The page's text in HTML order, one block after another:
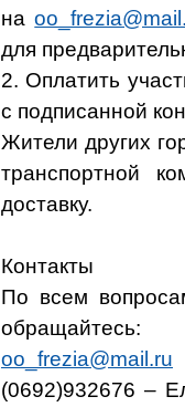
на
для
2. Оплатить
с подписанной
Жители других
транспортной
доставку.
Контакты
По всем
обращайтесь:
oo_frezia@mail.ru
(0692)932676 –